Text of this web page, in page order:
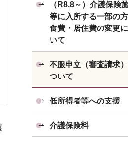
（R8.8～）介護保険
等に入所する一部の
食費・居住費の変更
いて
不服申立（審査請求
ついて
低所得者等への支援
介護保険料